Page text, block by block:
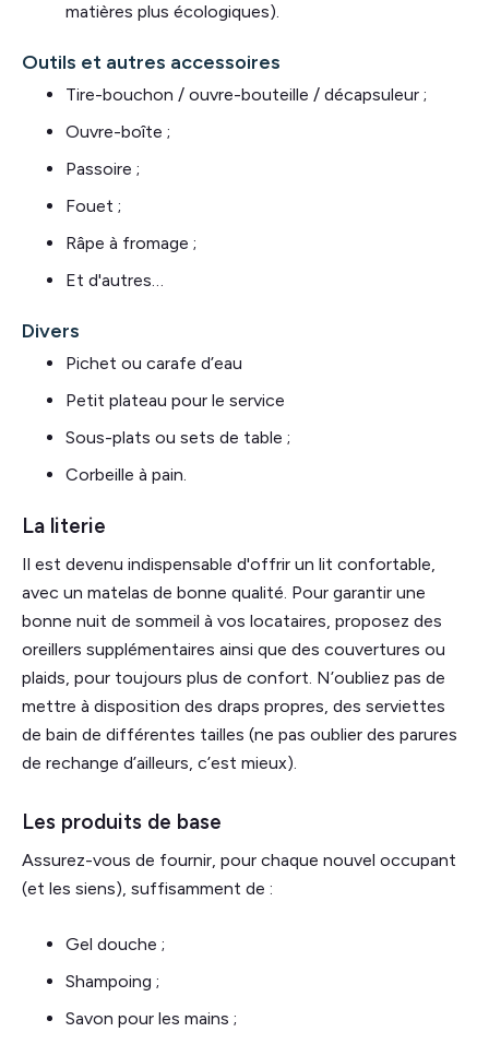
matières plus écologiques).
Outils et autres accessoires
Tire-bouchon / ouvre-bouteille / décapsuleur ;
Ouvre-boîte ;
Passoire ;
Fouet ;
Râpe à fromage ;
Et d'autres…
Divers
Pichet ou carafe d’eau
Petit plateau pour le service
Sous-plats ou sets de table ;
Corbeille à pain.
La literie
Il est devenu indispensable d'offrir un lit confortable,
avec un matelas de bonne qualité. Pour garantir une
bonne nuit de sommeil à vos locataires, proposez des
oreillers supplémentaires ainsi que des couvertures ou
plaids, pour toujours plus de confort. N’oubliez pas de
mettre à disposition des draps propres, des serviettes
de bain de différentes tailles (ne pas oublier des parures
de rechange d’ailleurs, c’est mieux).
Les produits de base
Assurez-vous de fournir, pour chaque nouvel occupant
(et les siens), suffisamment de :
Gel douche ;
Shampoing ;
Savon pour les mains ;